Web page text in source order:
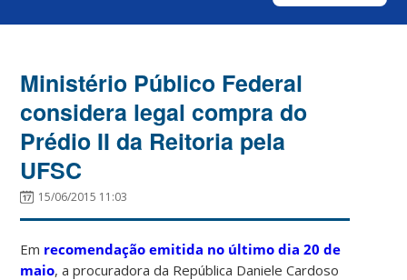
Ministério Público Federal
considera legal compra do
Prédio II da Reitoria pela
UFSC
15/06/2015 11:03
Em recomendação emitida no último dia 20 de
maio, a procuradora da República Daniele Cardoso